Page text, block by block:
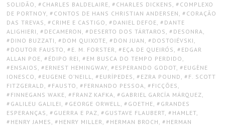
SOLIDÃO , CHARLES BALDELAIRE, CHARLES DICKENS , COMPLEXO
DE PORTNOY, CONTOS DE HANS CHRISTIAN ANDERSEN , CORAÇÃO
DAS TREVAS , CRIME E CASTIGO , DANIEL DEFOE, DANTE
ALIGHIERI , DECAMERON , DESERTO DOS TÁRTAROS , DESONRA,
DINO BUZZATI , DOM QUIXOTE, DON JUAN , DOSTOIÉVSKI ,
DOUTOR FAUSTO , E. M. FORSTER, EÇA DE QUEIRÓS , EDGAR
ALLAN POE, ÉDIPO REI , EM BUSCA DO TEMPO PERDIDO ,
ENSAIOS , ERNEST HEMINGWAY, ESPERANDO GODOT, EUGÈNE
IONESCO , EUGENE O’NEILL, EURÍPEDES , EZRA POUND , F. SCOTT
FITZGERALD , FAUSTO , FERNANDO PESSOA, FICÇÕES ,
FINNEGANS WAKE, FRANZ KAFKA, GABRIEL GARCÍA MÁRQUEZ,
GALILEU GALILEI , GEORGE ORWELL, GOETHE, GRANDES
ESPERANÇAS , GUERRA E PAZ, GUSTAVE FLAUBERT, HAMLET,
HENRY JAMES , HENRY MILLER, HERMAN BROCH , HERMAN